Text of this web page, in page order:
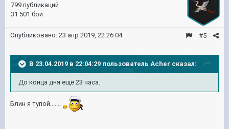
799 публикаций
31 501 бой
#5
Опубликовано: 23 апр 2019, 22:26:04
В 23.04.2019 в 22:04:29 пользователь Acher сказал:
До конца дня ещё 23 часа.
Блин я тупой.......